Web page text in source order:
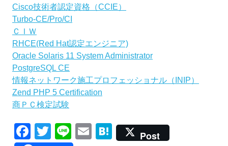
Cisco技術者認定資格（CCIE）
Turbo-CE/Pro/CI
ＣＩＷ
RHCE(Red Hat認定エンジニア)
Oracle Solaris 11 System Administrator
PostgreSQL CE
情報ネットワーク施工プロフェッショナル（INIP）
Zend PHP 5 Certification
商ＰＣ検定試験
Facebook
TwitterLineEmailHatena
Post